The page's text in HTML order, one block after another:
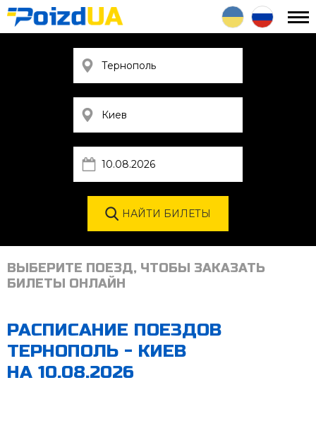
ВЫБЕРИТЕ ПОЕЗД, ЧТОБЫ ЗАКАЗАТЬ
БИЛЕТЫ ОНЛАЙН
РАСПИСАНИЕ ПОЕЗДОВ
ТЕРНОПОЛЬ - КИЕВ
НА 10.08.2026